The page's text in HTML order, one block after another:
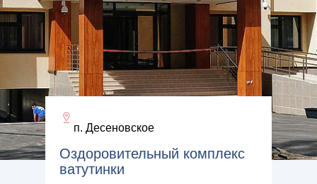
п. Десеновское
Оздоровительный комплекс
ватутинки